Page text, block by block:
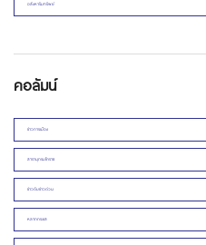
อสังหาริมทรัพย์
คอลัมน์
ข่าวการเมือง
สารานุกรมโคราช
ข่าวดิบข่าวด่วน
หลากกระแส